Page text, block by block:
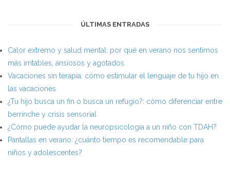
ÚLTIMAS ENTRADAS
Calor extremo y salud mental: por qué en verano nos sentimos
más irritables, ansiosos y agotados
Vacaciones sin terapia: cómo estimular el lenguaje de tu hijo en
las vacaciones
¿Tu hijo busca un fin o busca un refugio?: cómo diferenciar entre
berrinche y crisis sensorial
¿Cómo puede ayudar la neuropsicología a un niño con TDAH?
Pantallas en verano: ¿cuánto tiempo es recomendable para
niños y adolescentes?